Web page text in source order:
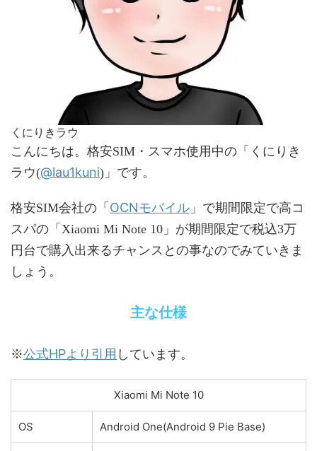
くにりきラウ
こんにちは。格安SIM・スマホ使用中の「くにりき
ラウ(@lau1kuni)」です。
格安SIM会社の「 OCNモバイル 」で期間限定で高コ
スパの「Xiaomi Mi Note 10」が期間限定で税込3万
円台で購入出来るチャンスとの事なのでみていきま
しょう。
主な仕様
※公式HPより引用 しています。
Xiaomi Mi Note 10
OS Android One(Android 9 Pie Base)